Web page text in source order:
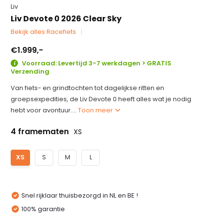
Liv
Liv Devote 0 2026 Clear Sky
Bekijk alles Racefiets
€1.999,-
Voorraad: Levertijd 3-7 werkdagen > GRATIS
Verzending
Van fiets- en grindtochten tot dagelijkse ritten en
groepsexpedities, de Liv Devote 0 heeft alles wat je nodig
hebt voor avontuur....Toon meer
4 framematen XS
XS S M L
Snel rijklaar thuisbezorgd in NL en BE !
100% garantie